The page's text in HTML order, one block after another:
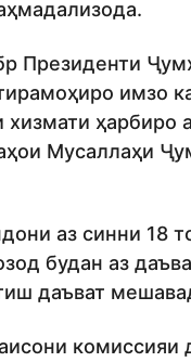
Президенти
имзо
хизмати
Мусаллаҳи
аз синни 18
будан аз
даъват